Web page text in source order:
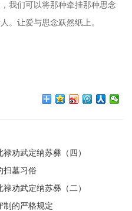
我们可以将那种牵挂那种思念
。让爱与思念跃然纸上。
劝武定纳苏彝（四）
扫墓习俗
劝武定纳苏彝（二）
制的严格规定